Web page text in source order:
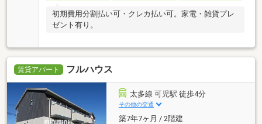
初期費用分割払い可・クレカ払い可。家電・雑貨プレ
ゼント有り。
賃貸アパート フルハウス
太多線 可児駅 徒歩4分
その他の交通
築7年7ヶ月 / 2階建